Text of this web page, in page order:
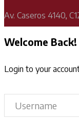
Av. Caseros 4140,
Welcome Back!
Login to your